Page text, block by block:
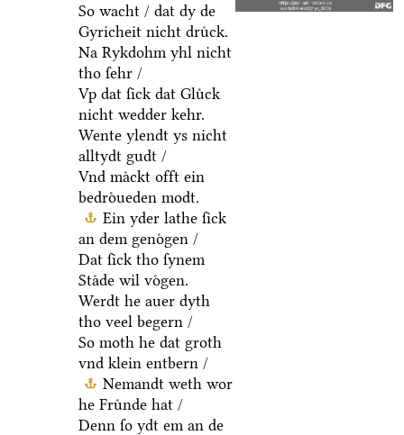
So wacht / dat dy de
Gyricheit nicht druͤck.
Na Rykdohm yhl nicht
tho ſehr /
Vp dat ſick dat Gluͤck
nicht wedder kehr.
Wente ylendt ys nicht
alltydt gudt /
Vnd maͤckt offt ein
bedroͤueden modt.
Ein yder lathe ſick
an dem genoͤgen /
Dat ſick tho ſynem
Staͤde wil voͤgen.
Werdt he auer dyth
tho veel begern /
So moth he dat groth
vnd klein entbern /
Nemandt weth wor
he Fruͤnde hat /
Denn ſo ydt em an de